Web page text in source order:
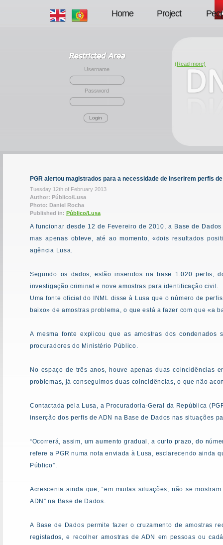
(Read more)
Username
Password
Login
Home Project
PGR alertou magistrados para a necessidade de inserirem perfis
Tuesday 12th of February 2013
Author: Público/Lusa
Photo: Daniel Rocha
Published in: Público/Lusa
A funcionar desde 12 de Fevereiro de 2010, a Base de
mas apenas obteve, até ao momento, «dois resultados
agência Lusa.
Segundo os dados, estão inseridos na base 1.020 perfis,
investigação criminal e nove amostras para identificação civil.
Uma fonte oficial do INML disse à Lusa que o número de
baixo» de amostras problema, o que está a fazer com que «a
A mesma fonte explicou que as amostras dos
procuradores do Ministério Público.
No espaço de três anos, houve apenas duas coincidências
problemas, já conseguimos duas coincidências, o que não
Contactada pela Lusa, a Procuradoria-Geral da República
inserção dos perfis de ADN na Base de Dados nas situações
“Ocorrerá, assim, um aumento gradual, a curto prazo, do
refere a PGR numa nota enviada à Lusa, esclarecendo ainda
Público”.
Acrescenta ainda que, “em muitas situações, não se
ADN” na Base de Dados.
A Base de Dados permite fazer o cruzamento de amostras
registados, e recolher amostras de ADN em pessoas ou